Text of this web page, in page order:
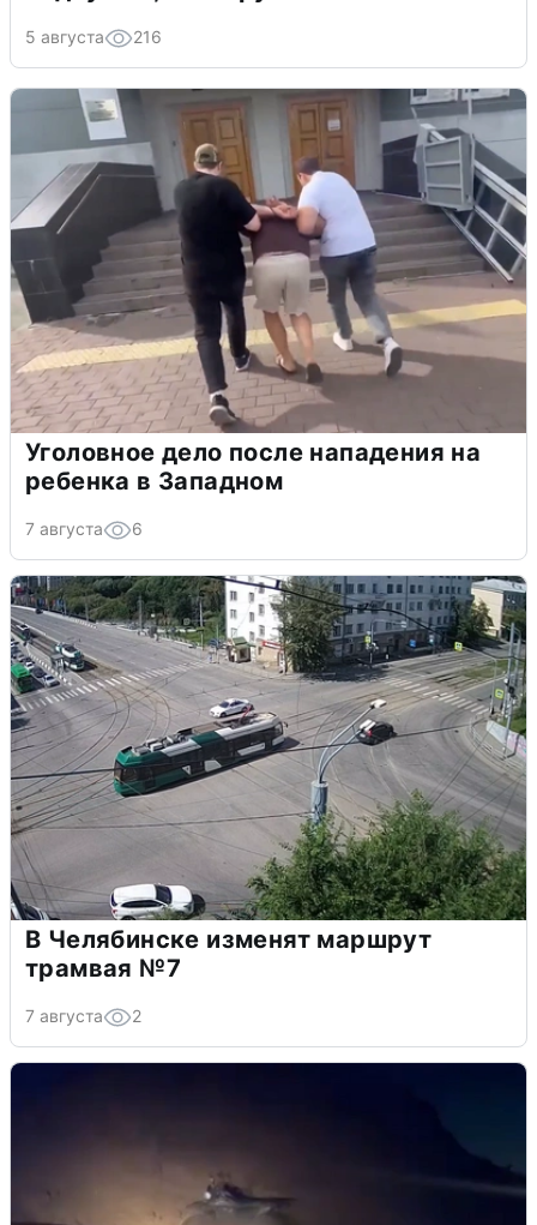
5 августа 216
Уголовное дело после нападения на
ребенка в Западном
7 августа 6
В Челябинске изменят маршрут
трамвая №7
7 августа 2